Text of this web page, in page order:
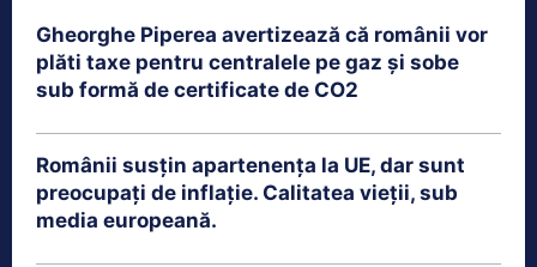
Gheorghe Piperea avertizează că românii vor
plăti taxe pentru centralele pe gaz și sobe
sub formă de certificate de CO2
Românii susțin apartenența la UE, dar sunt
preocupați de inflație. Calitatea vieții, sub
media europeană.